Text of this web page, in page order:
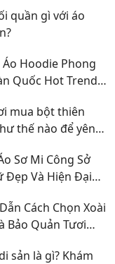
quần gì với áo
Hoodie Phong
Quốc Hot Trend
Đồ
mua bột thiên
thế nào để yên
Sơ Mi Công Sở
Đẹp Và Hiện Đại
Cách Chọn Xoài
Bảo Quản Tươi
sản là gì? Khám